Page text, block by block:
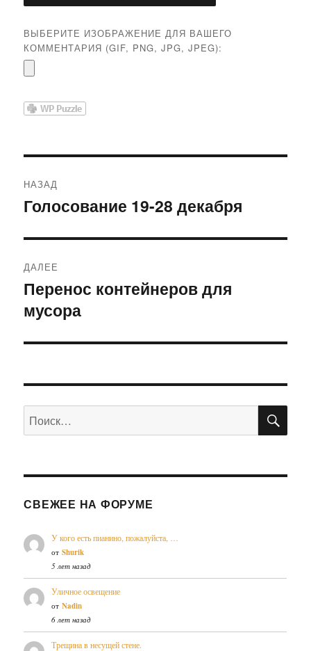
ВЫБЕРИТЕ ИЗОБРАЖЕНИЕ ДЛЯ ВАШЕГО
КОММЕНТАРИЯ (GIF, PNG, JPG, JPEG):
по
НАЗАД
Предыдущая
Голосование 19-28 декабря
ДАЛЕЕ
Следующая
запись:
Перенос контейнеров для
мусора
Искать:
СВЕЖЕЕ НА ФОРУМЕ
У кого есть пианино, пожалуйста, …
отShurik
5 лет назад
Уличное освещение
отNadin
6 лет назад
Трещина в несущей стене.